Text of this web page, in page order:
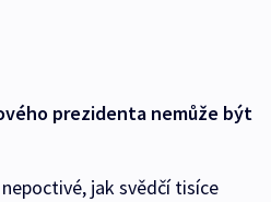
prezidenta nemůže být
jak svědčí tisíce